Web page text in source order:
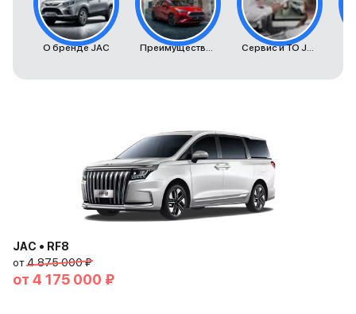
О бренде JAC Преимущества автомобилей JAC Сервис и ТО JAC
JAC • RF8
от4 875 000 ₽
от 4 175 000 ₽